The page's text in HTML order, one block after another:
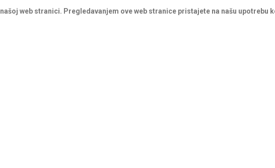
web stranici. Pregledavanjem ove web stranice pristajete na našu upotrebu